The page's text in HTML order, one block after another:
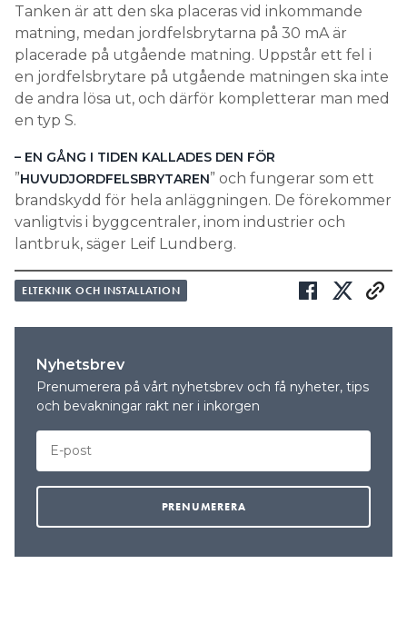
Tanken är att den ska placeras vid inkommande
matning, medan jordfelsbrytarna på 30 mA är
placerade på utgående matning. Uppstår ett fel i
en jordfelsbrytare på utgående matningen ska inte
de andra lösa ut, och därför kompletterar man med
en typ S.
– EN GÅNG I TIDEN KALLADES DEN FÖR
”HUVUDJORDFELSBRYTAREN” och fungerar som ett
brandskydd för hela anläggningen. De förekommer
vanligtvis i byggcentraler, inom industrier och
lantbruk, säger Leif Lundberg.
ELTEKNIK OCH INSTALLATION
Nyhetsbrev
Prenumerera på vårt nyhetsbrev och få nyheter, tips
och bevakningar rakt ner i inkorgen